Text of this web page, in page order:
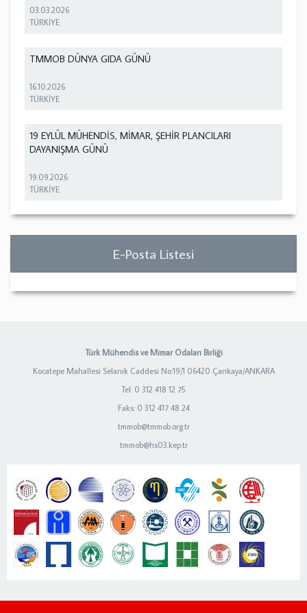
03.03.2026
TÜRKİYE
TMMOB DÜNYA GIDA GÜNÜ
16.10.2026
TÜRKİYE
19 EYLÜL MÜHENDİS, MİMAR, ŞEHİR PLANCILARI
DAYANIŞMA GÜNÜ
19.09.2026
TÜRKİYE
E-Posta Listesi
Türk Mühendis ve Mimar Odaları Birliği
Kocatepe Mahallesi Selanik Caddesi No:19/1 06420 Çankaya/ANKARA
Tel: 0 312 418 12 75
Faks: 0 312 417 48 24
tmmob@tmmob.org.tr
tmmob@hs03.kep.tr